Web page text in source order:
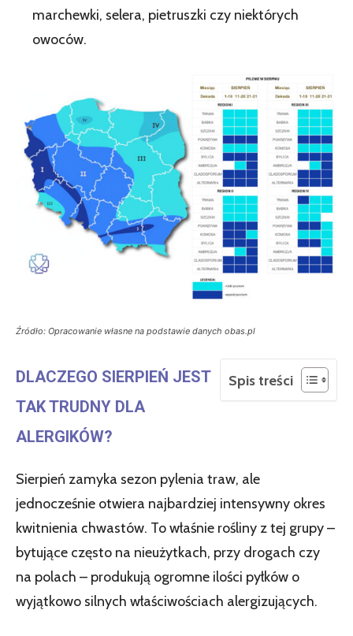
marchewki, selera, pietruszki czy niektórych
owoców.
Źródło: Opracowanie własne na podstawie danych obas.pl
Spis treści
DLACZEGO SIERPIEŃ JEST
TAK TRUDNY DLA
ALERGIKÓW?
Sierpień zamyka sezon pylenia traw, ale
jednocześnie otwiera najbardziej intensywny okres
kwitnienia chwastów. To właśnie rośliny z tej grupy –
bytujące często na nieużytkach, przy drogach czy
na polach – produkują ogromne ilości pyłków o
wyjątkowo silnych właściwościach alergizujących.